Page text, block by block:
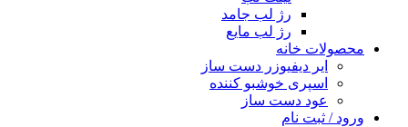
رژ لب جامد
رژ لب مایع
محصولات خانه
ایر دیفیوزر دست ساز
اسپری خوشبو کننده
عود دست ساز
ورود / ثبت نام